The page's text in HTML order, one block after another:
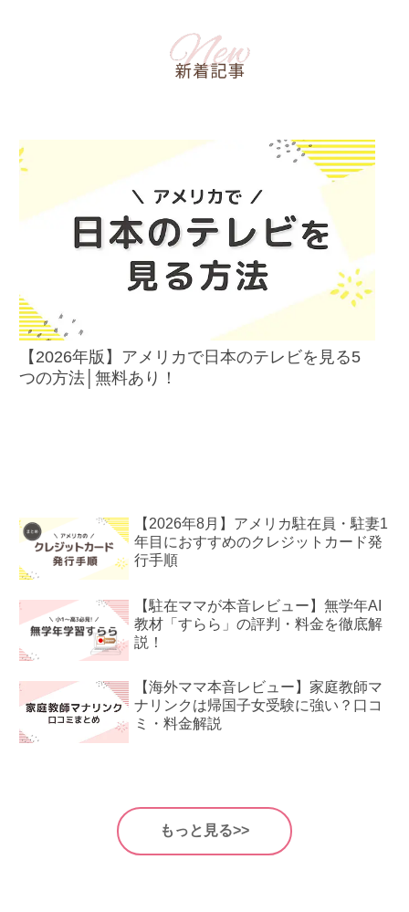
【2026年版】アメリカで日本のテレビを見る5
つの方法│無料あり！
【2026年8月】アメリカ駐在員・駐妻1
年目におすすめのクレジットカード発
行手順
【駐在ママが本音レビュー】無学年AI
教材「すらら」の評判・料金を徹底解
説！
【海外ママ本音レビュー】家庭教師マ
ナリンクは帰国子女受験に強い？口コ
ミ・料金解説
もっと見る>>